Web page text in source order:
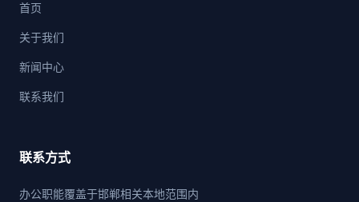
首页
关于我们
新闻中心
联系我们
联系方式
办公职能覆盖于邯郸相关本地范围内